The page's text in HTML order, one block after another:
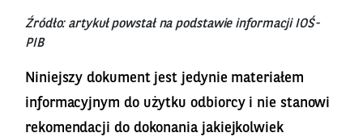
Źródło: artykuł powstał na podstawie informacji IOŚ-
PIB
Niniejszy dokument jest jedynie materiałem
informacyjnym do użytku odbiorcy i nie stanowi
rekomendacji do dokonania jakiejkolwiek